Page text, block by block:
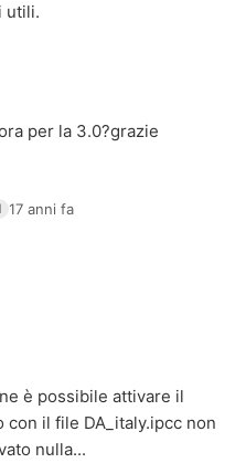
utili.
per la 3.0?grazie
17 anni fa
è possibile attivare il
con il file DA_italy.ipcc non
nulla...